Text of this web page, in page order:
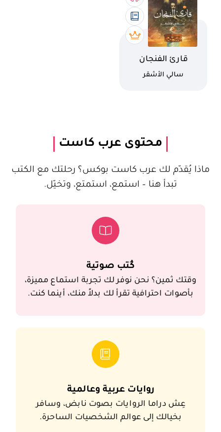
اسم الكتاب
قارئ الفنجان
كاتب
سالي الأشقر
محتوى عرب كاست
ماذا يُقدّم لك عرب كاست بوكس؟ رحلتك مع الكتب
تبدأ هنا – استمع، استمتع، وتخيّل.
كُتب صوتيةوقتك ثمين؟ نحن
وقتك ثمين؟ نحن نوفر لك تجربة استماع مميزة،
بأصوات احترافية تقرأ لك بدلاً منك، أينما كنت.
روايات عربية وعالميةعِش دراما
عِش دراما الروايات بصوت نابض، وسافر
بخيالك إلى عوالم الشخصيات الساحرة.